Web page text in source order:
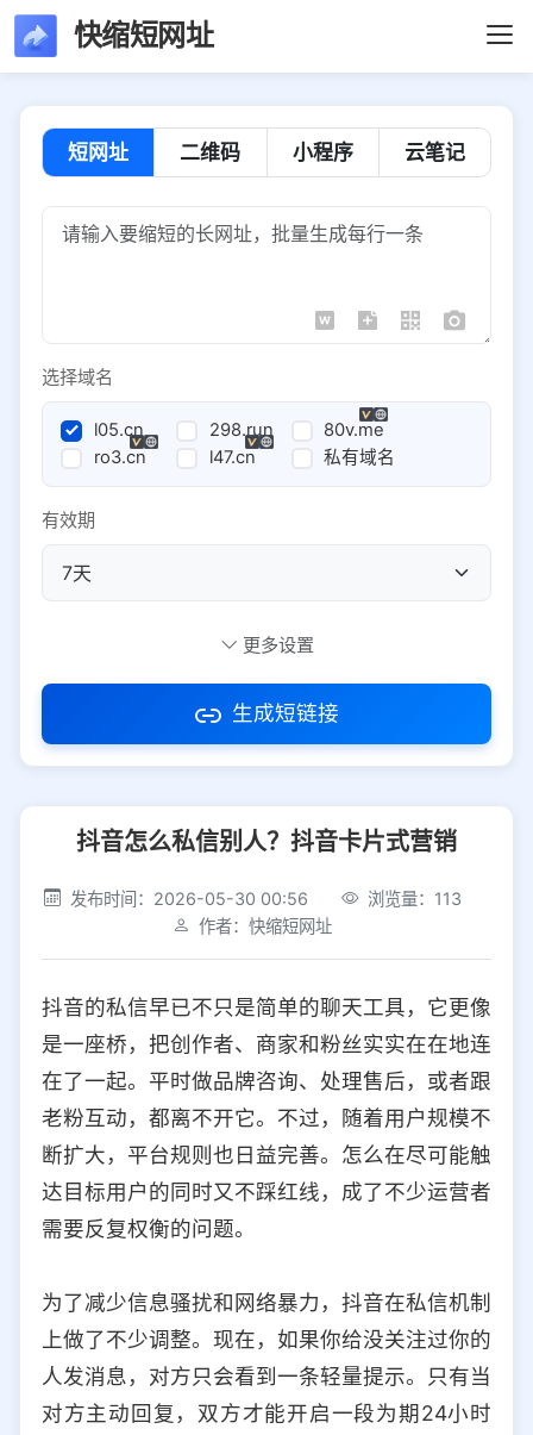
快缩短网址
短网址 二维码 小程序 云笔记
选择域名
l05.cn 298.run
80v.me
ro3.cn
l47.cn 私有域名
有效期
访问密码
社交平台 电商平台
选择防红平台类型，避免链接被拦截
iOS Android PC 其他
选择允许访问的平台类型
更多设置
生成短链接
抖音怎么私信别人？抖音卡片式营销
发布时间：2026-05-30 00:56
浏览量：113
作者：快缩短网址
抖音的私信早已不只是简单的聊天工具，它更像
是一座桥，把创作者、商家和粉丝实实在在地连
在了一起。平时做品牌咨询、处理售后，或者跟
老粉互动，都离不开它。不过，随着用户规模不
断扩大，平台规则也日益完善。怎么在尽可能触
达目标用户的同时又不踩红线，成了不少运营者
需要反复权衡的问题。
为了减少信息骚扰和网络暴力，抖音在私信机制
上做了不少调整。现在，如果你给没关注过你的
人发消息，对方只会看到一条轻量提示。只有当
对方主动回复，双方才能开启一段为期24小时